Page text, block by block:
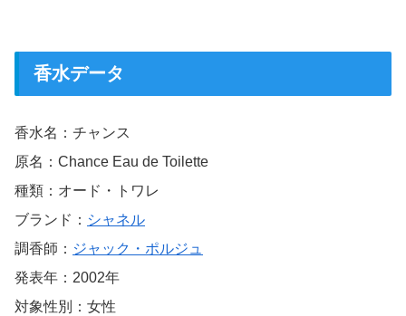
香水データ
香水名：チャンス
原名：Chance Eau de Toilette
種類：オード・トワレ
ブランド： シャネル
調香師： ジャック・ポルジュ
発表年：2002年
対象性別：女性